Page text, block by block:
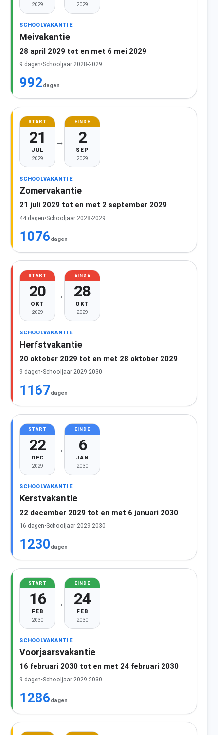
2029 2029
SCHOOLVAKANTIE
Meivakantie
28 april 2029 tot en met 6 mei 2029
9 dagen•Schooljaar 2028-2029
992dagen
START
21
JUL
2029
→
EINDE
2
SEP
2029
SCHOOLVAKANTIE
Zomervakantie
21 juli 2029 tot en met 2 september 2029
44 dagen•Schooljaar 2028-2029
1076 dagen
START
20
OKT
2029
→
EINDE
28
OKT
2029
SCHOOLVAKANTIE
Herfstvakantie
20 oktober 2029 tot en met 28 oktober 2029
9 dagen•Schooljaar 2029-2030
1167dagen
START
22
DEC
2029
→
EINDE
6
JAN
2030
SCHOOLVAKANTIE
Kerstvakantie
22 december 2029 tot en met 6 januari 2030
16 dagen•Schooljaar 2029-2030
1230 dagen
START
16
FEB
2030
→
EINDE
24
FEB
2030
SCHOOLVAKANTIE
Voorjaarsvakantie
16 februari 2030 tot en met 24 februari 2030
9 dagen•Schooljaar 2029-2030
1286 dagen